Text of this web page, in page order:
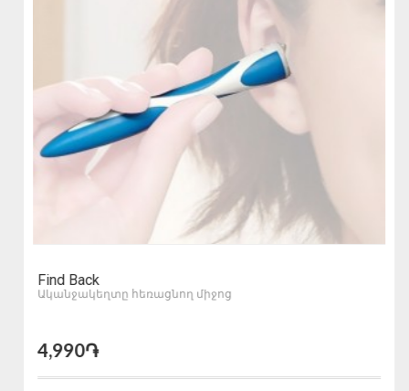
Find Back
Ականջակեղտը հեռացնող միջոց
4,990֏